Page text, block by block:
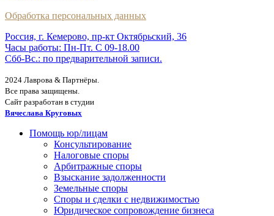
Обработка персональных данных
Россия, г. Кемерово, пр-кт Октябрьский, 36
Часы работы: Пн-Пт. С 09-18.00
Сбб-Вс.: по предварительной записи.
2024 Лаврова & Партнёры.
Все права защищены.
Сайт разработан в студии
Вячеслава Круговых
Помощь юр/лицам
Консультирование
Налоговые споры
Арбитражные споры
Взыскание задолженности
Земельные споры
Споры и сделки с недвижимостью
Юридическое сопровождение бизнеса